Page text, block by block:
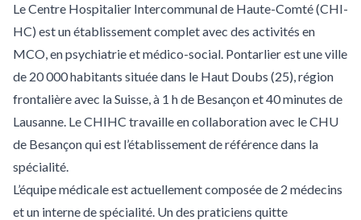
Le Centre Hospitalier Intercommunal de Haute-Comté (CHI-
HC) est un établissement complet avec des activités en
MCO, en psychiatrie et médico-social. Pontarlier est une ville
de 20 000 habitants située dans le Haut Doubs (25), région
frontalière avec la Suisse, à 1 h de Besançon et 40 minutes de
Lausanne. Le CHIHC travaille en collaboration avec le CHU
de Besançon qui est l’établissement de référence dans la
spécialité.
L’équipe médicale est actuellement composée de 2 médecins
et un interne de spécialité. Un des praticiens quitte